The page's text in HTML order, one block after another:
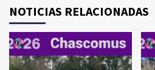
NOTICIAS RELACIONADAS